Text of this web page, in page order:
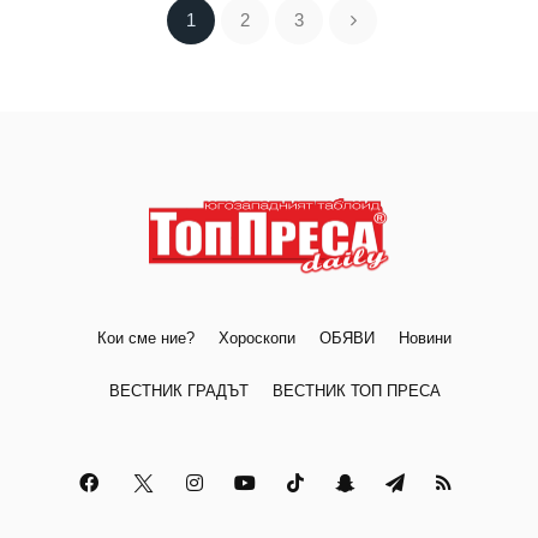
1 2 3
Кои сме ние? Хороскопи ОБЯВИ Новини
ВЕСТНИК ГРАДЪТ ВЕСТНИК ТОП ПРЕСА